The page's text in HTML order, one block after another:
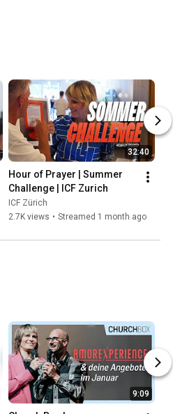
32:40
Hour of Prayer | Summer
Challenge | ICF Zurich
ICF Zürich
2.7K views • Streamed 1 month ago
9:09